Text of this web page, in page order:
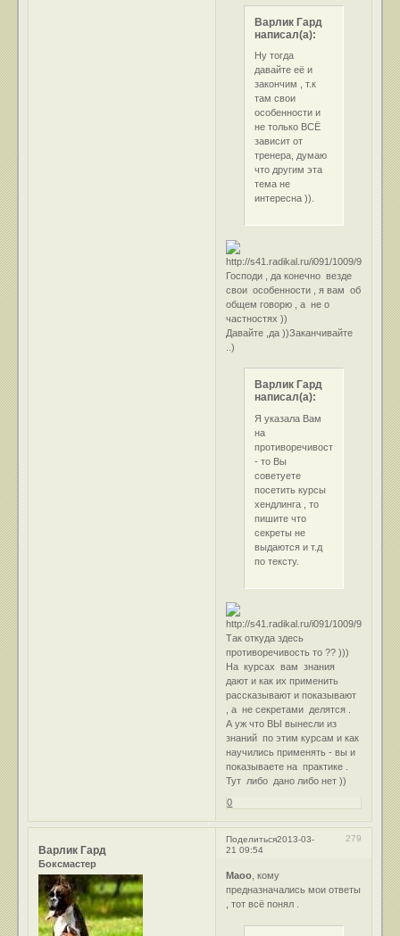
Варлик Гард
написал(а):
Ну тогда
давайте её и
закончим , т.к
там свои
особенности и
не только ВСЁ
зависит от
тренера, думаю
что другим эта
тема не
интересна )).
Господи , да конечно везде
свои особенности , я вам об
общем говорю , а не о
частностях ))
Давайте ,да ))Заканчивайте
..)
Варлик Гард
написал(а):
Я указала Вам
на
противоречивость
- то Вы
советуете
посетить курсы
хендлинга , то
пишите что
секреты не
выдаются и т.д
по тексту.
Так откуда здесь
противоречивость то ?? )))
На курсах вам знания
дают и как их применить
рассказывают и показывают
, а не секретами делятся .
А уж что ВЫ вынесли из
знаний по этим курсам и как
научились применять - вы и
показываете на практике .
Тут либо дано либо нет ))
0
Поделиться 279
2013-03-
21 09:54
Варлик Гард
Боксмастер
Маоо, кому
предназначались мои ответы
, тот всё понял .